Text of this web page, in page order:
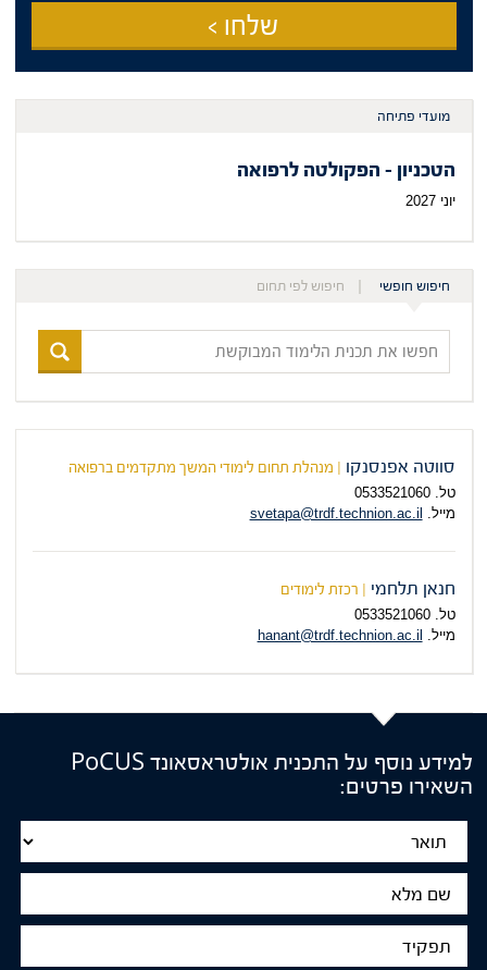
שלחו >
מועדי פתיחה
הטכניון - הפקולטה לרפואה
יוני 2027
חיפוש חופשי חיפוש לפי תחום
חפשו
את
תכנית
המבוקשת
סווטה אפנסנקו | מנהלת תחום לימודי המשך מתקדמים ברפואה
טל. 0533521060
מייל. svetapa@trdf.technion.ac.il
חנאן תלחמי | רכזת לימודים
טל.0533521060
מייל. hanant@trdf.technion.ac.il
למידע נוסף על התכנית אולטראסאונד PoCUS
השאירו פרטים:
מלא